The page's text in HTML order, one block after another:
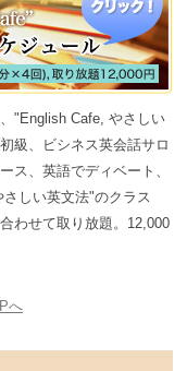
"English Cafe, やさしい
級、ビシネス英会話サロ
ス、英語でディベート、
しい英文法"のクラス
わせて取り放題。12,000
へ